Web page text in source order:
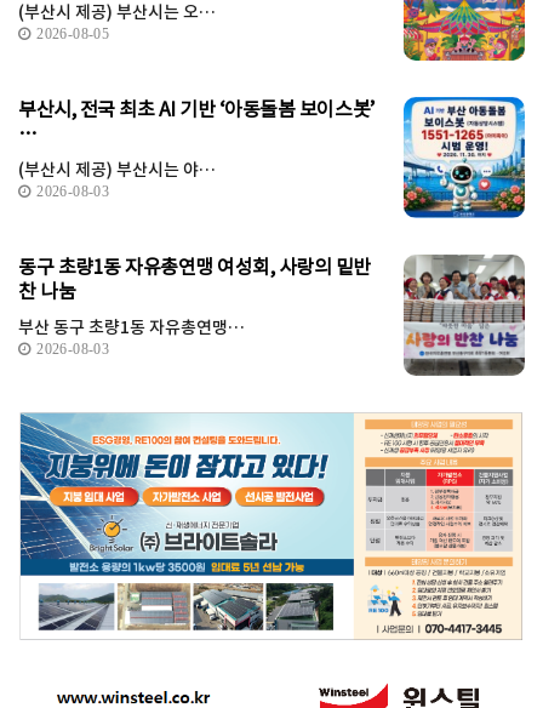
(부산시 제공) 부산시는 오…
2026-08-05
부산시, 전국 최초 AI 기반 ‘아동돌봄 보이스봇’
…
(부산시 제공) 부산시는 야…
2026-08-03
동구 초량1동 자유총연맹 여성회, 사랑의 밑반
찬 나눔
부산 동구 초량1동 자유총연맹…
2026-08-03